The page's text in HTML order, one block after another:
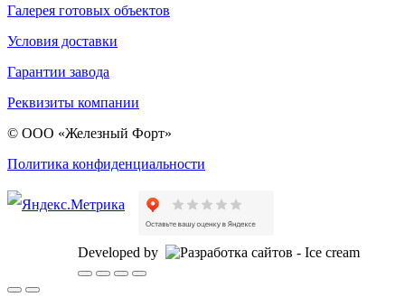
Галерея готовых объектов
Условия доставки
Гарантии завода
Реквизиты компании
© ООО «Железный Форт»
Политика конфиденциальности
Developed by